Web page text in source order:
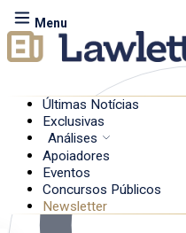
Menu
Últimas Notícias
Exclusivas
Análises
Apoiadores
Eventos
Concursos Públicos
Newsletter